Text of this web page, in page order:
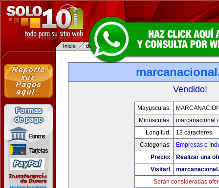
Vendido!
Mayusculas:
Minusculas:
Longitud:
13 caracteres
Categorias:
Empresas e
Precio:
Realizar una
Visitar!
Serán consideradas